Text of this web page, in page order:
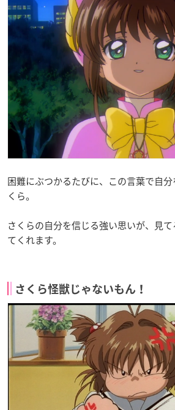
困難にぶつかるたびに、この言葉で自
くら。
さくらの自分を信じる強い思いが、見
てくれます。
さくら怪獣じゃないもん！